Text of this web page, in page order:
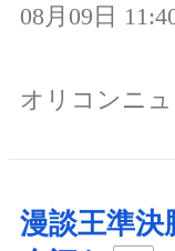
08月09日
オリコンニュ
漫談王準決